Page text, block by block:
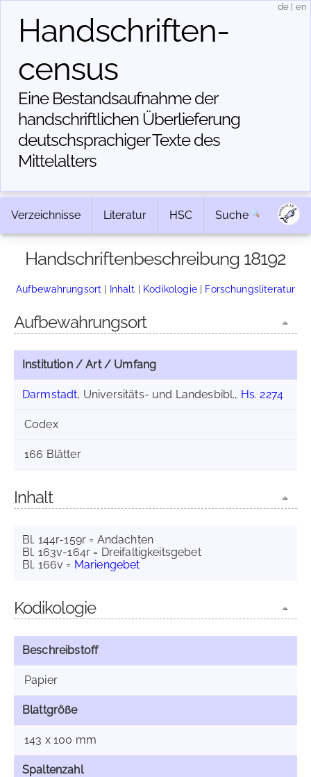
Handschriften­
census
Eine Bestandsaufnahme der
handschriftlichen Über­lieferung
deutschsprachiger Texte des
Mittelalters
de en
Verzeichnisse Literatur HSC Suche
Handschriftenbeschreibung 18192
Aufbewahrungsort | Inhalt | Kodikologie| Forschungsliteratur
Aufbewahrungsort
Institution / Art / Umfang
Darmstadt, Universitäts- und Landesbibl., Hs. 2274
Codex
166 Blätter
Inhalt
Bl. 144r-159r = Andachten
Bl. 163v-164r = Dreifaltigkeitsgebet
Bl. 166v = Mariengebet
Kodikologie
Beschreibstoff
Papier
Blattgröße
143 x 100 mm
Spaltenzahl